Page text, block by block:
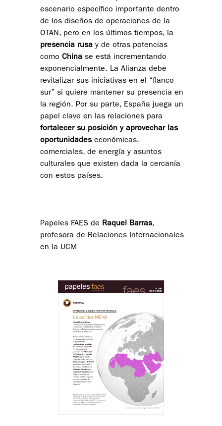
escenario específico importante dentro
de los diseños de operaciones de la
OTAN, pero en los últimos tiempos, la
presencia rusa y de otras potencias
como Chinase está incrementando
exponencialmente. La Alianza debe
revitalizar sus iniciativas en el “flanco
sur” si quiere mantener su presencia en
la región. Por su parte, España juega un
papel clave en las relaciones para
fortalecer su posición y aprovechar las
oportunidadeseconómicas,
comerciales, de energía y asuntos
culturales que existen dada la cercanía
con estos países.
Papeles FAES de Raquel Barras,
profesora de Relaciones Internacionales
en la UCM